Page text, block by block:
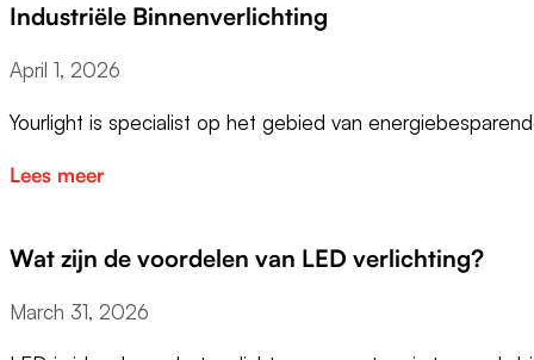
Industriële Binnenverlichting
April 1, 2026
Yourlight is specialist op het gebied van
Lees meer
Wat zijn de voordelen van LED verlichting?
March 31, 2026